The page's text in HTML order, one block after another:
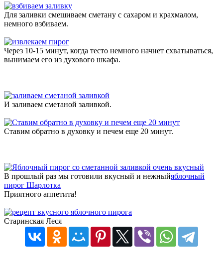
Для заливки смешиваем сметану с сахаром и крахмалом,
немного взбиваем.
Через 10-15 минут, когда тесто немного начнет схватываться,
вынимаем его из духового шкафа.
И заливаем сметаной заливкой.
Ставим обратно в духовку и печем еще 20 минут.
В прошлый раз мы готовили вкусный и нежныйяблочный
пирог Шарлотка
Приятного аппетита!
Старинская Леся